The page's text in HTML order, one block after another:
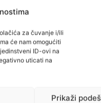
za čuvanje i/ili
će nam omogućiti
ID-ovi na
uticati na
Prikaži
i jednom u
uspjela da
u radio-